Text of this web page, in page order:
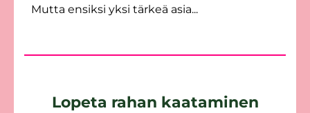
Mutta ensiksi yksi tärkeä asia...
Lopeta rahan kaataminen